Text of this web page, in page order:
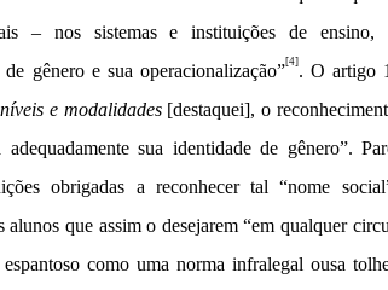
– nos sistemas e instituições de ensino,
gênero e sua operacionalização”[4]. O artigo
e modalidades[destaquei], o
sua identidade de gênero”.
obrigadas a reconhecer tal “nome
que assim o desejarem “em qualquer
como uma norma infralegal ousa